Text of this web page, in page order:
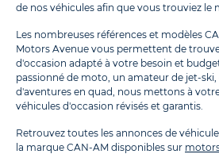
de nos véhicules afin que vous trouviez le
Les nombreuses références et modèles
Motors Avenue vous permettent de
d'occasion adapté à votre besoin et
passionné de moto, un amateur de jet-
d'aventures en quad, nous mettons à
véhicules d'occasion révisés et garantis.
Retrouvez toutes les annonces de
la marque CAN-AM disponibles sur